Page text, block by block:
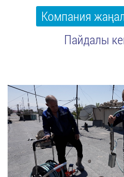
Компания
Пайдалы